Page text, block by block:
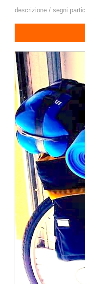
descrizione / segni